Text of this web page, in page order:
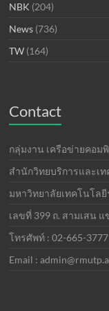
NBK (204)
News (736)
TW (164)
Contact
กลุ่มงาน เครือข่ายคอม
สำนักวิทยบริการและเ
มหาวิทยาลัยเทคโนโล
เลขที่ 399 ถ. สามเสน
โทรศัพท์ : 02-665-3777
Email :